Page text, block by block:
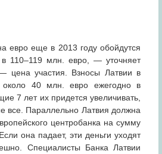
евро еще в 2013 году обойдутся
110–119 млн. евро, — уточняет
цена участия. Взносы Латвии в
около 40 млн. евро ежегодно в
7 лет их придется увеличивать,
все. Параллельно Латвия должна
центробанка на сумму
она падает, эти деньги уходят
Специалисты Банка Латвии